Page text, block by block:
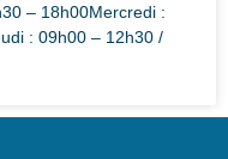
– 18h00Mercredi :
: 09h00 – 12h30 /